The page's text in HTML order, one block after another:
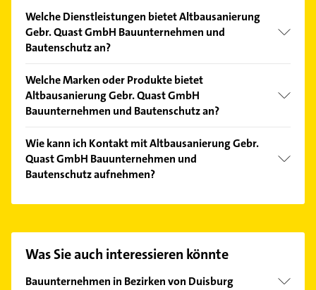
Welche Dienstleistungen bietet Altbausanierung
Gebr. Quast GmbH Bauunternehmen und
Bautenschutz an?
Abdichtarbeiten, Abdichten, Abdichtung und
Abdichtung Bodenplatte.
Welche Marken oder Produkte bietet
Altbausanierung Gebr. Quast GmbH
Bauunternehmen und Bautenschutz an?
TEC, ISOTEC, Isotec-Fachbetrieb und isotec.de.
Wie kann ich Kontakt mit Altbausanierung Gebr.
Quast GmbH Bauunternehmen und
Bautenschutz aufnehmen?
Bautenschutz aufzunehmen. Einfach die passenden
unserem Kontaktdaten-Bereich auswählen. Hier
finden Sie alle
Kontaktdaten
Was Sie auch interessieren könnte
Bauunternehmen in Bezirken von Duisburg